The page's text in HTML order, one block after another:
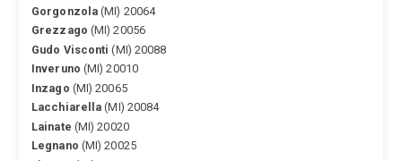
Gorgonzola (MI) 20064
Grezzago (MI) 20056
Gudo Visconti (MI) 20088
Inveruno (MI) 20010
Inzago (MI) 20065
Lacchiarella (MI) 20084
Lainate (MI) 20020
Legnano (MI) 20025